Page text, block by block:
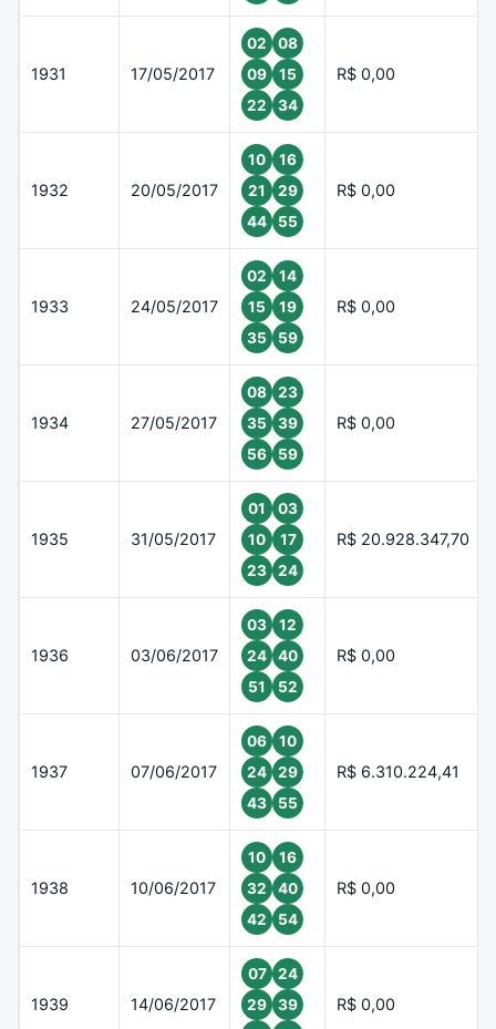
1931 17/05/2017
02
08
09
15
22
34
R$ 0,00
1932 20/05/2017
10
16
21
29
44
55
R$ 0,00
1933 24/05/2017
02
14
15
19
35
59
R$ 0,00
1934 27/05/2017
08
23
35
39
56
59
R$ 0,00
1935 31/05/2017
01
03
10
17
23
24
R$ 20.928.347,70
1936 03/06/2017
03
12
24
40
51
52
R$ 0,00
1937 07/06/2017
06
10
24
29
43
55
R$ 6.310.224,41
1938 10/06/2017
10
16
32
40
42
54
R$ 0,00
1939 14/06/2017
07
24
29
39
R$ 0,00